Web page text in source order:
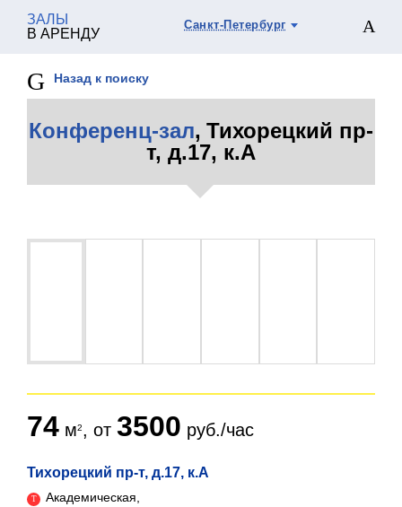
ЗАЛЫ
В АРЕНДУ
Санкт-Петербург
Назад к поиску
Конференц-зал, Тихорецкий пр-
т, д.17, к.А
Тихорецкий пр-т, д.17, к.А
Академическая,
74 м , от 3500 руб./час